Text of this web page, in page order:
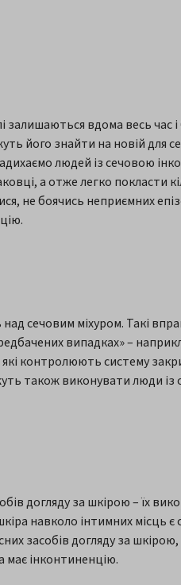
вдома весь час
його знайти на новій для
людей із сечовою
а отже легко покласти
не боячись неприємних
сечовим міхуром. Такі
випадках» –
контролюють систему
також виконувати люди
догляду за шкірою – їх
навколо інтимних місць є
засобів догляду за шкірою,
має інконтиненцію.